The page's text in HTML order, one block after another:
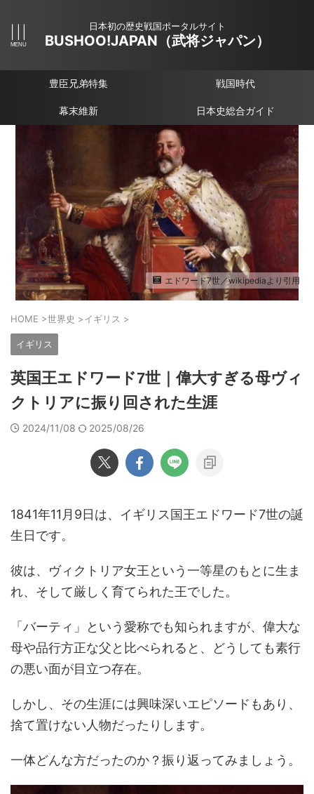
日本初の歴史戦国ポータルサイト
BUSHOO!JAPAN（武将ジャパン）
豊臣兄弟特集 戦国時代
幕末維新 日本史総合ガイド
エドワード7世／wikipediaより引用
HOME >世界史 >イギリス >
イギリス
英国王エドワード7世｜偉大すぎる母ヴィ
クトリアに振り回された生涯
2024/11/08 2025/08/26
1841年11月9日は、イギリス国王エドワード7世の誕
生日です。
彼は、ヴィクトリア女王という一等星のもとに生ま
れ、そして厳しく育てられた王でした。
「バーティ」という愛称でも知られますが、偉大な
母や品行方正な父と比べられると、どうしても素行
の悪い面が目立つ存在。
しかし、その生涯には興味深いエピソードもあり、
捨て置けない人物だったりします。
一体どんな方だったのか？振り返ってみましょう。